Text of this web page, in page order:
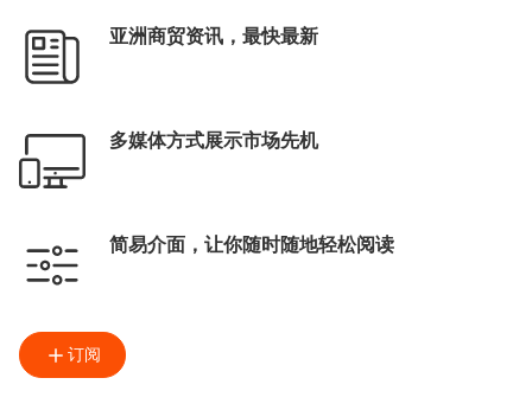
亚洲商贸资讯，最快最新
多媒体方式展示市场先机
简易介面，让你随时随地轻松阅读
订阅